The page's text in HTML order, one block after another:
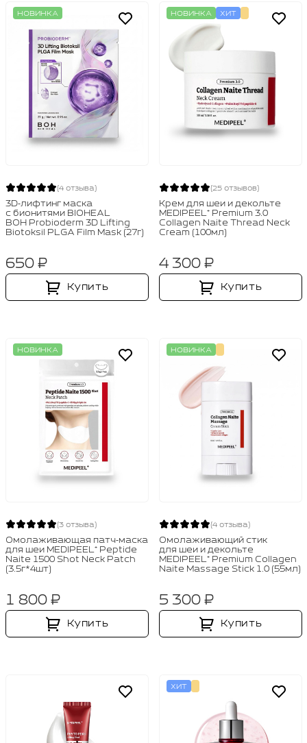
НОВИНКА
(4 отзыва)
3D‑лифтинг маска
с бионитями BIOHEAL
BOH Probioderm 3D Lifting
Biotoksil PLGA Film Mask (27г)
650 ₽
Купить
НОВИНКА ХИТ
(25 отзывов)
Крем для шеи и декольте
MEDIPEEL⁺ Premium 3.0
Collagen Naite Thread Neck
Cream (100мл)
4 300 ₽
Купить
НОВИНКА
(3 отзыва)
Омолаживающая патч‑маска
для шеи MEDIPEEL⁺ Peptide
Naite 1500 Shot Neck Patch
(3.5г*4шт)
1 800 ₽
Купить
НОВИНКА
(4 отзыва)
Омолаживающий стик
для шеи и декольте
MEDIPEEL⁺ Premium Collagen
Naite Massage Stick 1.0 (55мл)
5 300 ₽
Купить
ХИТ